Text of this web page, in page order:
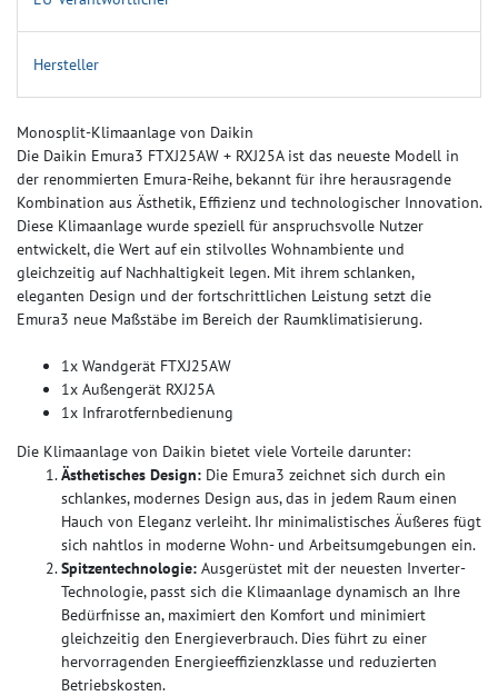
Hersteller
Monosplit-Klimaanlage von Daikin
Die Daikin Emura3 FTXJ25AW + RXJ25A ist das neueste Modell in
der renommierten Emura-Reihe, bekannt für ihre herausragende
Kombination aus Ästhetik, Effizienz und technologischer Innovation.
Diese Klimaanlage wurde speziell für anspruchsvolle Nutzer
entwickelt, die Wert auf ein stilvolles Wohnambiente und
gleichzeitig auf Nachhaltigkeit legen. Mit ihrem schlanken,
eleganten Design und der fortschrittlichen Leistung setzt die
Emura3 neue Maßstäbe im Bereich der Raumklimatisierung.
1x Wandgerät FTXJ25AW
1x Außengerät RXJ25A
1x Infrarotfernbedienung
Die Klimaanlage von Daikin bietet viele Vorteile darunter:
Ästhetisches Design: Die Emura3 zeichnet sich durch ein
schlankes, modernes Design aus, das in jedem Raum einen
Hauch von Eleganz verleiht. Ihr minimalistisches Äußeres fügt
sich nahtlos in moderne Wohn- und Arbeitsumgebungen ein.
Spitzentechnologie: Ausgerüstet mit der neuesten Inverter-
Technologie, passt sich die Klimaanlage dynamisch an Ihre
Bedürfnisse an, maximiert den Komfort und minimiert
gleichzeitig den Energieverbrauch. Dies führt zu einer
hervorragenden Energieeffizienzklasse und reduzierten
Betriebskosten.